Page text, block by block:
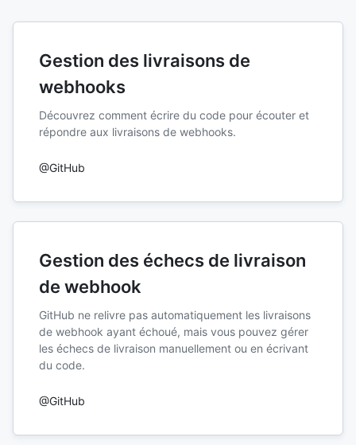
Gestion des livraisons de
webhooks
Découvrez comment écrire du code pour écouter et
répondre aux livraisons de webhooks.
@GitHub
Gestion des échecs de livraison
de webhook
GitHub ne relivre pas automatiquement les livraisons
de webhook ayant échoué, mais vous pouvez gérer
les échecs de livraison manuellement ou en écrivant
du code.
@GitHub